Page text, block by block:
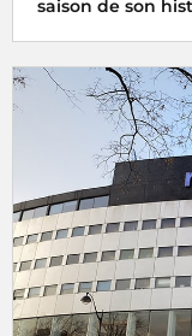
saison de son